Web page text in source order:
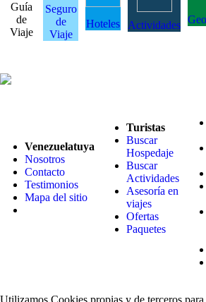
Guía
de
Viaje
Seguro
de
Viaje
Hoteles Actividades
Venezuelatuya
Nosotros
Contacto
Testimonios
Mapa del sitio
Turistas
Buscar
Hospedaje
Buscar
Actividades
Asesoría en
viajes
Ofertas
Paquetes
Utilizamos Cookies propias y de terceros